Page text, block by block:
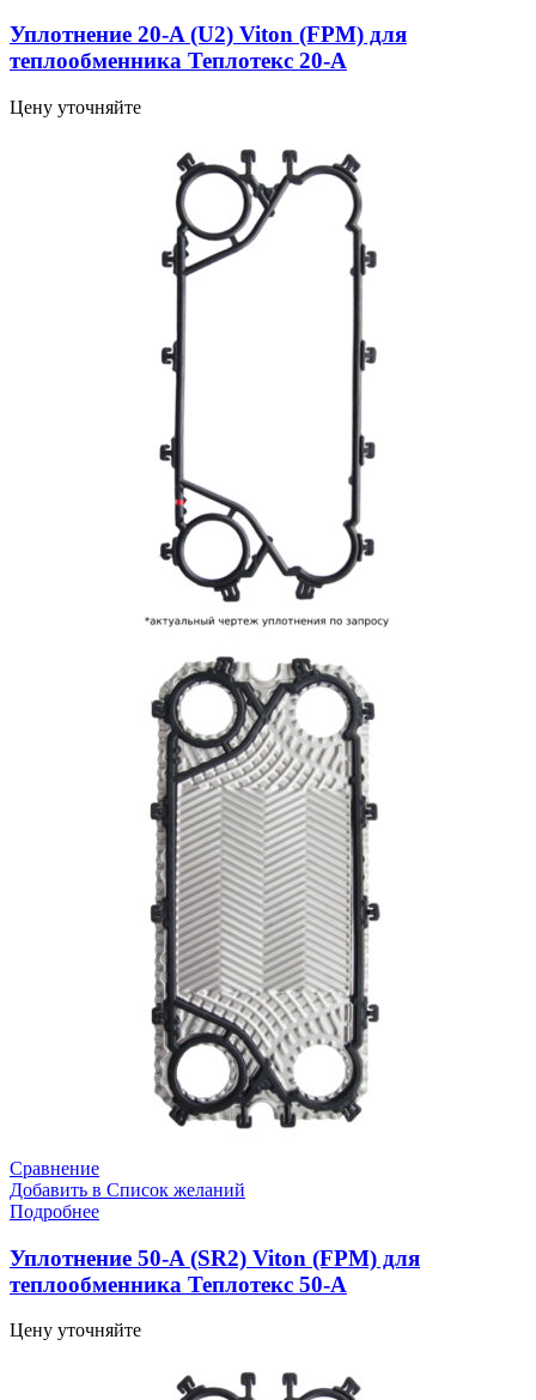
Уплотнение 20-A (U2) Viton (FPM) для
теплообменника Теплотекс 20-A
Цену уточняйте
Сравнение
Добавить в Список желаний
Подробнее
Уплотнение 50-A (SR2) Viton (FPM) для
теплообменника Теплотекс 50-A
Цену уточняйте